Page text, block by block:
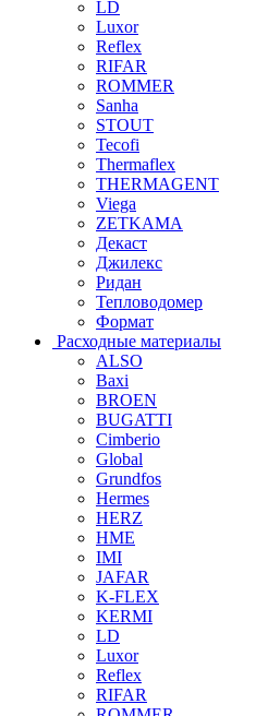
LD
Luxor
Reflex
RIFAR
ROMMER
Sanha
STOUT
Tecofi
Thermaflex
THERMAGENT
Viega
ZETKAMA
Декаст
Джилекс
Ридан
Тепловодомер
Формат
Расходные материалы
ALSO
Baxi
BROEN
BUGATTI
Cimberio
Global
Grundfos
Hermes
HERZ
HME
IMI
JAFAR
K-FLEX
KERMI
LD
Luxor
Reflex
RIFAR